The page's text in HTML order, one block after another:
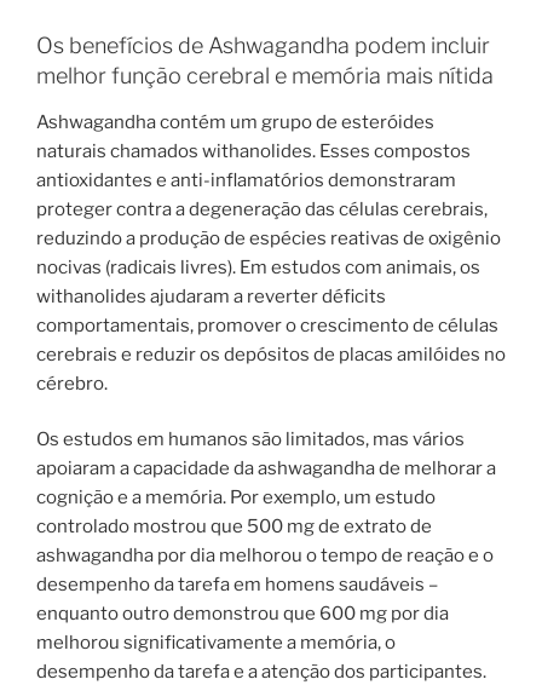
Os benefícios de Ashwagandha podem incluir
melhor função cerebral e memória mais nítida
Ashwagandha contém um grupo de esteróides
naturais chamados withanolides. Esses compostos
antioxidantes e anti-inflamatórios demonstraram
proteger contra a degeneração das células cerebrais,
reduzindo a produção de espécies reativas de oxigênio
nocivas (radicais livres). Em estudos com animais, os
withanolides ajudaram a reverter déficits
comportamentais, promover o crescimento de células
cerebrais e reduzir os depósitos de placas amilóides no
cérebro.
Os estudos em humanos são limitados, mas vários
apoiaram a capacidade da ashwagandha de melhorar a
cognição e a memória. Por exemplo, um estudo
controlado mostrou que 500 mg de extrato de
ashwagandha por dia melhorou o tempo de reação e o
desempenho da tarefa em homens saudáveis ​​–
enquanto outro demonstrou que 600 mg por dia
melhorou significativamente a memória, o
desempenho da tarefa e a atenção dos participantes.